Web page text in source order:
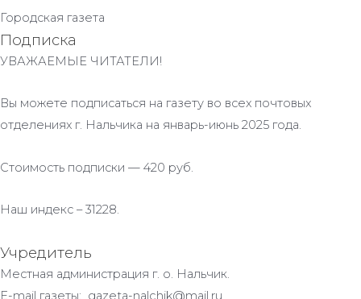
Городская газета
Подписка
УВАЖАЕМЫЕ ЧИТАТЕЛИ!
Вы можете подписаться на газету во всех почтовых
отделениях г. Нальчика на январь-июнь 2025 года.
Стоимость подписки — 420 руб.
Наш индекс – 31228.
Учредитель
Местная администрация г. о. Нальчик.
E-mail газеты: gazeta-nalchik@mail.ru